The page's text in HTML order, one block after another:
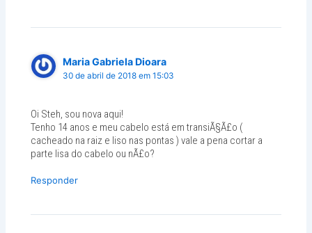
Maria Gabriela Dioara
30 de abril de 2018 em 15:03
Oi Steh, sou nova aqui!
Tenho 14 anos e meu cabelo está em transiÃ§Ã£o (
cacheado na raiz e liso nas pontas ) vale a pena cortar a
parte lisa do cabelo ou nÃ£o?
Responder